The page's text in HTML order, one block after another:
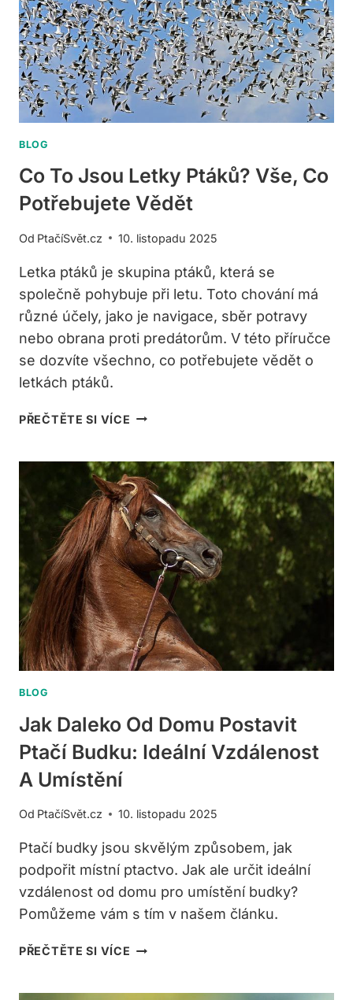
SAVCI?
EVOLUČNÍ
SPOJITOSTI
BLOG
Co To Jsou Letky Ptáků? Vše, Co
Potřebujete Vědět
Od PtačíSvět.cz 10. listopadu 2025
Letka ptáků je skupina ptáků, která se
společně pohybuje při letu. Toto chování má
různé účely, jako je navigace, sběr potravy
nebo obrana proti predátorům. V této příručce
se dozvíte všechno, co potřebujete vědět o
letkách ptáků.
PŘEČTĚTE SI VÍCE CO
LETKY
PTÁKŮ?
VŠE,
CO
POTŘEBUJETE
VĚDĚT
BLOG
Jak Daleko Od Domu Postavit
Ptačí Budku: Ideální Vzdálenost
A Umístění
Od PtačíSvět.cz 10. listopadu 2025
Ptačí budky jsou skvělým způsobem, jak
podpořit místní ptactvo. Jak ale určit ideální
vzdálenost od domu pro umístění budky?
Pomůžeme vám s tím v našem článku.
PŘEČTĚTE SI VÍCE JAK